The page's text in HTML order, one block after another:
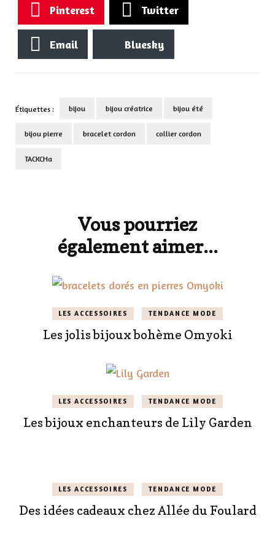
Pinterest Twitter
Email Bluesky
Étiquettes : bijou bijou créatrice bijou été
bijou pierre bracelet cordon collier cordon
TACKCHa
Vous pourriez
également aimer...
LES ACCESSOIRES TENDANCE MODE
Les jolis bijoux bohème Omyoki
LES ACCESSOIRES TENDANCE MODE
Les bijoux enchanteurs de Lily Garden
LES ACCESSOIRES TENDANCE MODE
Des idées cadeaux chez Allée du Foulard